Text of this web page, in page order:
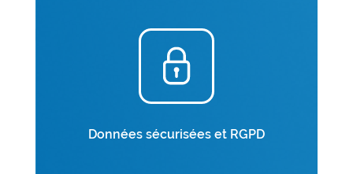
Données sécurisées et RGPD